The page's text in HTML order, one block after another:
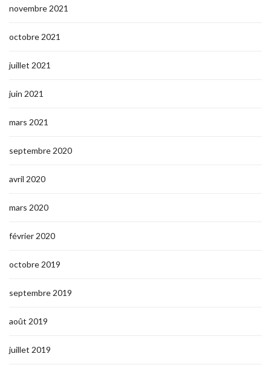
novembre 2021
octobre 2021
juillet 2021
juin 2021
mars 2021
septembre 2020
avril 2020
mars 2020
février 2020
octobre 2019
septembre 2019
août 2019
juillet 2019